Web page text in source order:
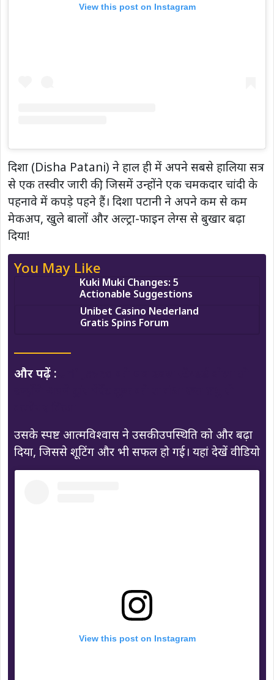
View this post on Instagram
दिशा (Disha Patani) ने हाल ही में अपने सबसे हालिया सत्र
से एक तस्वीर जारी की, जिसमें उन्होंने एक चमकदार चांदी के
पहनावे में कपड़े पहने हैं। दिशा पटानी ने अपने कम से कम
मेकअप, खुले बालों और अल्ट्रा-फाइन लेग्स से बुखार बढ़ा
दिया!
You May Like
Kuki Muki Changes: 5
Actionable Suggestions
Unibet Casino Nederland
Gratis Spins Forum
और पढ़ें :
उसके स्पष्ट आत्मविश्वास ने उसकी उपस्थिति को और बढ़ा
दिया, जिससे शूटिंग और भी सफल हो गई। यहां देखें वीडियो
View this post on Instagram